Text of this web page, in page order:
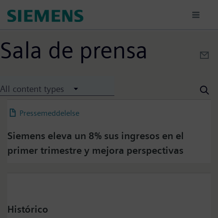
zum
Sala de prensa
All content types
Pressemeddelelse
Siemens eleva un 8% sus ingresos en el
primer trimestre y mejora perspectivas
Histórico